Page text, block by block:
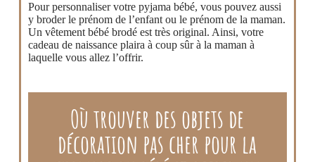
Pour personnaliser votre pyjama bébé, vous pouvez aussi
y broder le prénom de l’enfant ou le prénom de la maman.
Un vêtement bébé brodé est très original. Ainsi, votre
cadeau de naissance plaira à coup sûr à la maman à
laquelle vous allez l’offrir.
Où trouver des objets de
décoration pas cher pour la